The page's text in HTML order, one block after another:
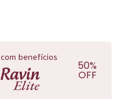
com benefícios
50%
OFF